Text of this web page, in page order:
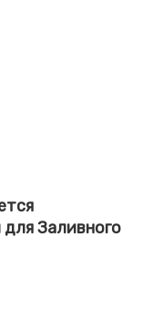
Заливного